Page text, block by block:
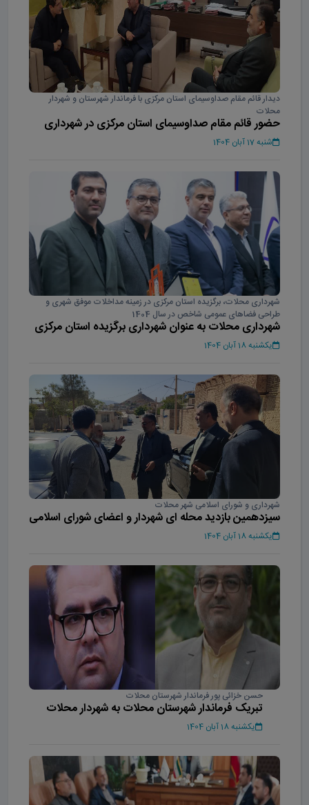
دیدار قائم مقام صداوسیمای استان مرکزی با فرماندار شهرستان و شهردار
محلات
حضور قائم مقام صداوسیمای استان مرکزی در شهرداری
محلات
شنبه 17 آبان 1404
شهرداری محلات، برگزیده استان مرکزی در زمینه مداخلات موفق شهری و
طراحی فضاهای عمومی شاخص در سال 1404
شهرداری محلات به عنوان شهرداری برگزیده استان مرکزی
در سال 1404
یکشنبه 18 آبان 1404
شهرداری و شورای اسلامی شهر محلات
سیزدهمین بازدید محله ای شهردار و اعضای شورای اسلامی
شهر محلات
یکشنبه 18 آبان 1404
حسن خزائی پور فرماندار شهرستان محلات
تبریک فرماندار شهرستان محلات به شهردار محلات
یکشنبه 18 آبان 1404